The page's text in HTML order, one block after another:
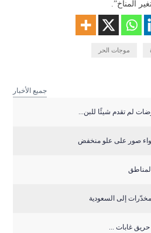
المناخ”.
موجات الحر
جميع الأخبار
صور على علو منخفض
إلى السعودية
حريق غابات ...